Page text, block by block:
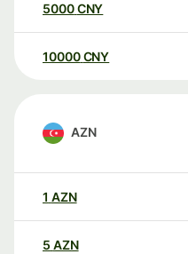
5000CNY
10000 CNY
AZN
1 AZN
5 AZN